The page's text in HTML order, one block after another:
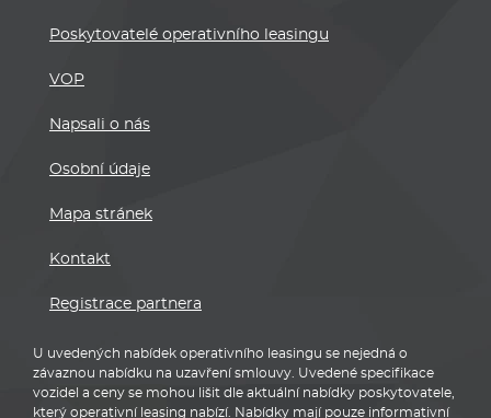
Poskytovatelé operativního leasingu
VOP
Napsali o nás
Osobní údaje
Mapa stránek
Kontakt
Registrace partnera
U uvedených nabídek operativního leasingu se nejedná o
závaznou nabídku na uzavření smlouvy. Uvedené specifikace
vozidel a ceny se mohou lišit dle aktuální nabídky poskytovatele,
který operativní leasing nabízí. Nabídky mají pouze informativní